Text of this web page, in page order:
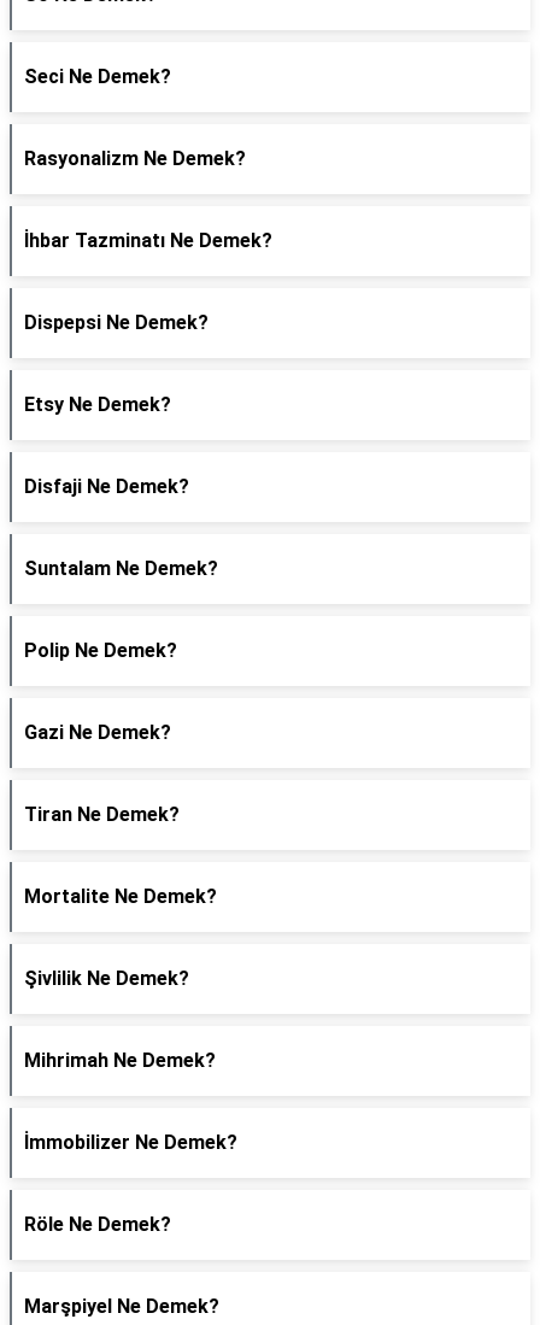
Seci Ne Demek?
Rasyonalizm Ne Demek?
İhbar Tazminatı Ne Demek?
Dispepsi Ne Demek?
Etsy Ne Demek?
Disfaji Ne Demek?
Suntalam Ne Demek?
Polip Ne Demek?
Gazi Ne Demek?
Tiran Ne Demek?
Mortalite Ne Demek?
Şivlilik Ne Demek?
Mihrimah Ne Demek?
İmmobilizer Ne Demek?
Röle Ne Demek?
Marşpiyel Ne Demek?